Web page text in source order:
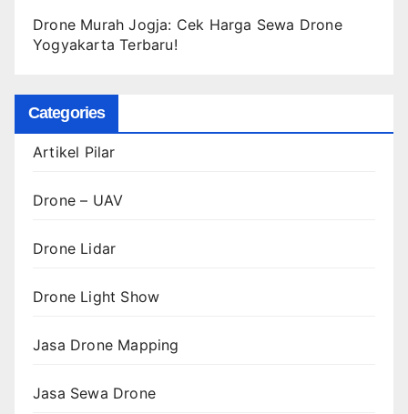
Drone Murah Jogja: Cek Harga Sewa Drone
Yogyakarta Terbaru!
Categories
Artikel Pilar
Drone – UAV
Drone Lidar
Drone Light Show
Jasa Drone Mapping
Jasa Sewa Drone